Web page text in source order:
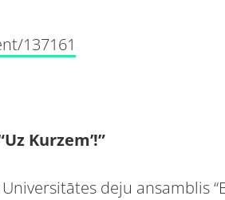
137161
Kurzem’!”
deju ansamblis